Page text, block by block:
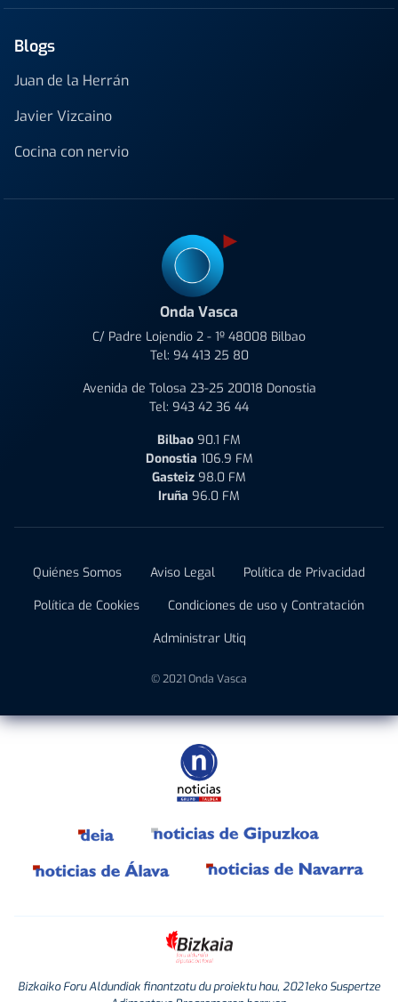
Blogs
Juan de la Herrán
Javier Vizcaino
Cocina con nervio
Onda Vasca
C/ Padre Lojendio 2 - 1º 48008 Bilbao
Tel: 94 413 25 80
Avenida de Tolosa 23-25 20018 Donostia
Tel: 943 42 36 44
Bilbao 90.1 FM
Donostia 106.9 FM
Gasteiz 98.0 FM
Iruña 96.0 FM
Quiénes Somos Aviso Legal
Política de Privacidad
Política de Cookies
Condiciones de uso y Contratación
Administrar Utiq
© 2021 Onda Vasca
Bizkaiko Foru Aldundiak finantzatu du proiektu hau, 2021eko Suspertze